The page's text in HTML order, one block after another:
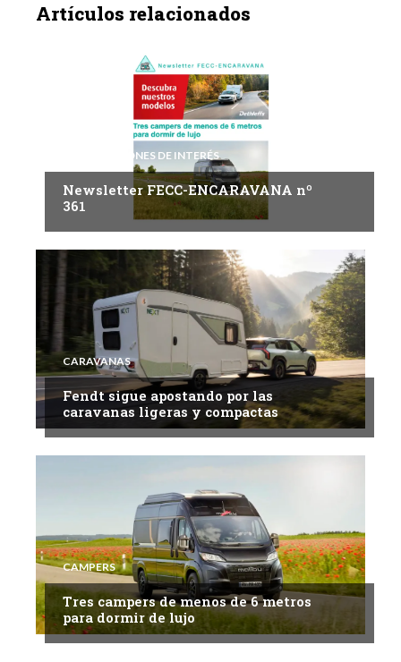
Artículos relacionados
INFORMACIONES DE INTERÉS
Newsletter FECC-ENCARAVANA nº
361
CARAVANAS
Fendt sigue apostando por las
caravanas ligeras y compactas
CAMPERS
Tres campers de menos de 6 metros
para dormir de lujo